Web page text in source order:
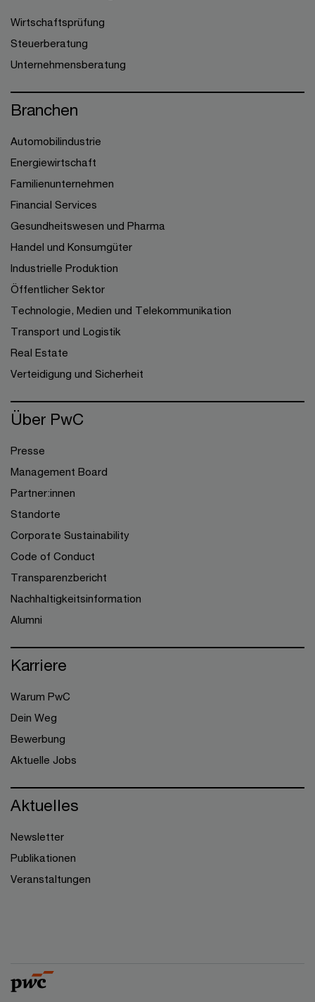
Wirtschaftsprüfung
Steuerberatung
Unternehmensberatung
Branchen
Automobilindustrie
Energiewirtschaft
Familienunternehmen
Financial Services
Gesundheitswesen und Pharma
Handel und Konsumgüter
Industrielle Produktion
Öffentlicher Sektor
Technologie, Medien und Telekommunikation
Transport und Logistik
Real Estate
Verteidigung und Sicherheit
Über PwC
Presse
Management Board
Partner:innen
Standorte
Corporate Sustainability
Code of Conduct
Transparenzbericht
Nachhaltigkeitsinformation
Alumni
Karriere
Warum PwC
Dein Weg
Bewerbung
Aktuelle Jobs
Aktuelles
Newsletter
Publikationen
Veranstaltungen